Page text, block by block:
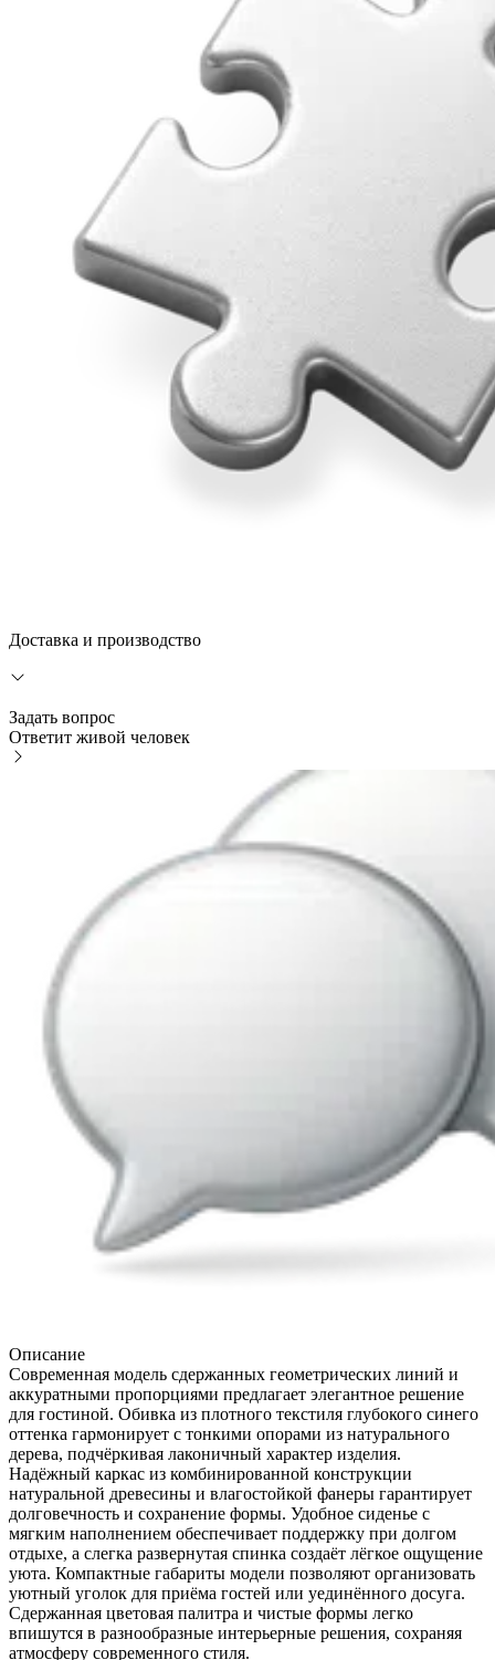
Доставка и производство
Задать вопрос
Ответит живой человек
Описание
Современная модель сдержанных геометрических линий и
аккуратными пропорциями предлагает элегантное решение
для гостиной. Обивка из плотного текстиля глубокого синего
оттенка гармонирует с тонкими опорами из натурального
дерева, подчёркивая лаконичный характер изделия.
Надёжный каркас из комбинированной конструкции
натуральной древесины и влагостойкой фанеры гарантирует
долговечность и сохранение формы. Удобное сиденье с
мягким наполнением обеспечивает поддержку при долгом
отдыхе, а слегка развернутая спинка создаёт лёгкое ощущение
уюта. Компактные габариты модели позволяют организовать
уютный уголок для приёма гостей или уединённого досуга.
Сдержанная цветовая палитра и чистые формы легко
впишутся в разнообразные интерьерные решения, сохраняя
атмосферу современного стиля.